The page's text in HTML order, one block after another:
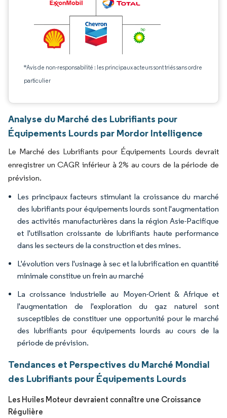
*Avis de non-responsabilité : les principaux acteurs sont triés sans ordre
particulier
Analyse du Marché des Lubrifiants pour
Équipements Lourds par Mordor Intelligence
Le Marché des Lubrifiants pour Équipements Lourds devrait
enregistrer un CAGR inférieur à 2% au cours de la période de
prévision.
Les principaux facteurs stimulant la croissance du marché
des lubrifiants pour équipements lourds sont l'augmentation
des activités manufacturières dans la région Asie-Pacifique
et l'utilisation croissante de lubrifiants haute performance
dans les secteurs de la construction et des mines.
L'évolution vers l'usinage à sec et la lubrification en quantité
minimale constitue un frein au marché
La croissance industrielle au Moyen-Orient & Afrique et
l'augmentation de l'exploration du gaz naturel sont
susceptibles de constituer une opportunité pour le marché
des lubrifiants pour équipements lourds au cours de la
période de prévision.
Tendances et Perspectives du Marché Mondial
des Lubrifiants pour Équipements Lourds
Les Huiles Moteur devraient connaître une Croissance
Régulière